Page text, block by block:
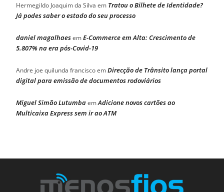
Hermegildo Joaquim da Silva em Tratou o Bilhete de Identidade?
Já podes saber o estado do seu processo
daniel magalhaesemE-Commerce em Alta: Crescimento de
5.807% na era pós-Covid-19
Andre joe quilunda franciscoemDirecção de Trânsito lança portal
digital para emissão de documentos rodoviários
Miguel Simão LutumbaemAdicione novos cartões ao
Multicaixa Express sem ir ao ATM